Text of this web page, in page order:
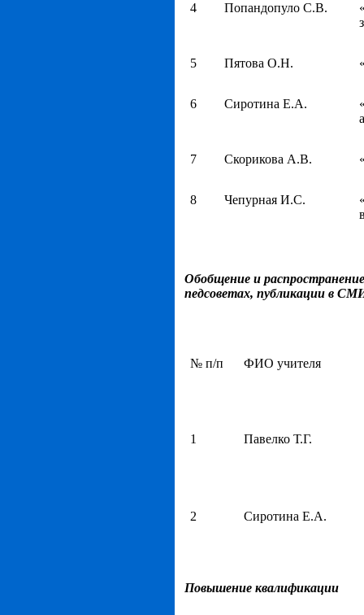
4 Попандопуло С.В.
5 Пятова О.Н.
6 Сиротина Е.А.
7 Скорикова А.В.
8 Чепурная И.С.
Обобщение и
педсоветах, публикации в
№ п/п ФИО учителя
1 Павелко Т.Г.
2 Сиротина Е.А.
Повышение квалификации